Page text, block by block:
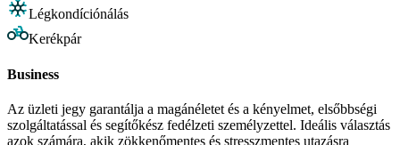
Légkondíciónálás
Kerékpár
Business
Az üzleti jegy garantálja a magánéletet és a kényelmet, elsőbbségi
szolgáltatással és segítőkész fedélzeti személyzettel. Ideális választás
azok számára, akik zökkenőmentes és stresszmentes utazásra